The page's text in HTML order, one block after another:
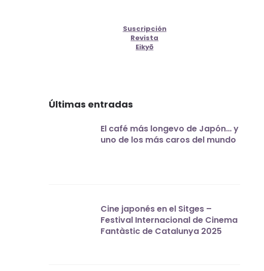
Suscripción
Revista
Eikyō
Últimas entradas
El café más longevo de Japón… y
uno de los más caros del mundo
Cine japonés en el Sitges –
Festival Internacional de Cinema
Fantàstic de Catalunya 2025